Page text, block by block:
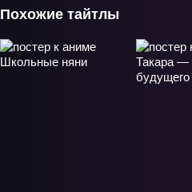
Похожие тайтлы